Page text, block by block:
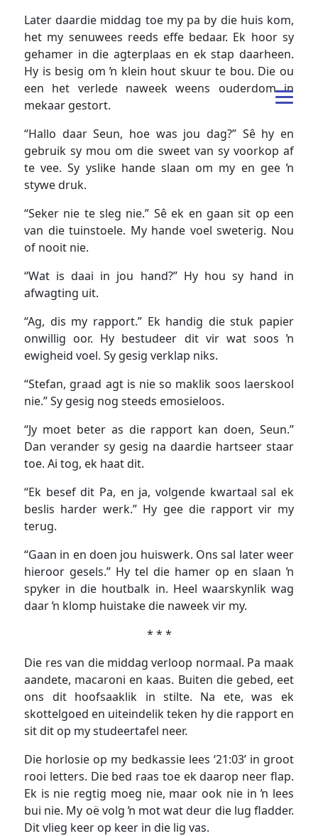
Later daardie middag toe my pa by die huis kom,
het my senuwees reeds effe bedaar. Ek hoor sy
gehamer in die agterplaas en ek stap daarheen.
Hy is besig om ŉ klein hout skuur te bou. Die ou
een het verlede naweek weens ouderdom in
mekaar gestort.
“Hallo daar Seun, hoe was jou dag?” Sê hy en
gebruik sy mou om die sweet van sy voorkop af
te vee. Sy yslike hande slaan om my en gee ŉ
stywe druk.
“Seker nie te sleg nie.” Sê ek en gaan sit op een
van die tuinstoele. My hande voel sweterig. Nou
of nooit nie.
“Wat is daai in jou hand?” Hy hou sy hand in
afwagting uit.
“Ag, dis my rapport.” Ek handig die stuk papier
onwillig oor. Hy bestudeer dit vir wat soos ŉ
ewigheid voel. Sy gesig verklap niks.
“Stefan, graad agt is nie so maklik soos laerskool
nie.” Sy gesig nog steeds emosieloos.
“Jy moet beter as die rapport kan doen, Seun.”
Dan verander sy gesig na daardie hartseer staar
toe. Ai tog, ek haat dit.
“Ek besef dit Pa, en ja, volgende kwartaal sal ek
beslis harder werk.” Hy gee die rapport vir my
terug.
“Gaan in en doen jou huiswerk. Ons sal later weer
hieroor gesels.” Hy tel die hamer op en slaan ŉ
spyker in die houtbalk in. Heel waarskynlik wag
daar ŉ klomp huistake die naweek vir my.
* * *
Die res van die middag verloop normaal. Pa maak
aandete, macaroni en kaas. Buiten die gebed, eet
ons dit hoofsaaklik in stilte. Na ete, was ek
skottelgoed en uiteindelik teken hy die rapport en
sit dit op my studeertafel neer.
Die horlosie op my bedkassie lees ‘21:03’ in groot
rooi letters. Die bed raas toe ek daarop neer flap.
Ek is nie regtig moeg nie, maar ook nie in ŉ lees
bui nie. My oë volg ŉ mot wat deur die lug fladder.
Dit vlieg keer op keer in die lig vas.